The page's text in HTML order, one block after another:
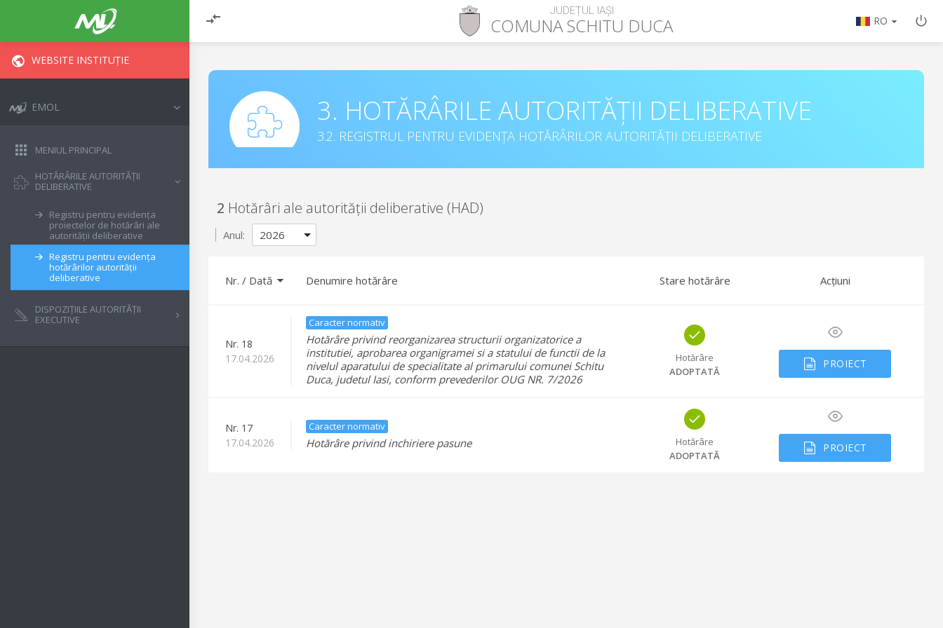
JUDEȚUL IAȘI
COMUNASCHITU DUCA RO
WEBSITE INSTITUȚIE
EMOL
MENIUL PRINCIPAL
HOTĂRÂRILE AUTORITĂȚII
DELIBERATIVE
Registru pentru evidența
proiectelor de hotărâri ale
autorității deliberative
Registru pentru evidența
hotărârilor autorității
deliberative
DISPOZIȚIILE AUTORITĂȚII
EXECUTIVE
3. HOTĂRÂRILE AUTORITĂȚII DELIBERATIVE
3.2. REGISTRUL PENTRU EVIDENȚA HOTĂRÂRILOR AUTORITĂȚII DELIBERATIVE
2 Hotărâri ale autorității deliberative (HAD)
Anul:
Nr. / Dată Denumire hotărâre Stare hotărâre Acțiuni
Nr. 18
17.04.2026
Caracter normativ
Hotărâre privind reorganizarea structurii organizatorice a
institutiei, aprobarea organigramei si a statului de functii de la
nivelul aparatului de specialitate al primarului comunei Schitu
Duca, judetul Iasi, conform prevederilor OUG NR. 7/2026
Hotărâre
ADOPTATĂ
PROIECT
Nr. 17
17.04.2026
Caracter normativ
Hotărâre privind inchiriere pasune
Hotărâre
ADOPTATĂ
PROIECT